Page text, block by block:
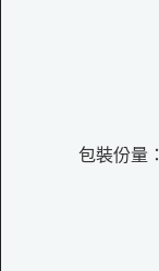
包裝份量：